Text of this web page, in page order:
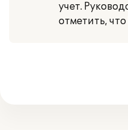
учет.
отметить,